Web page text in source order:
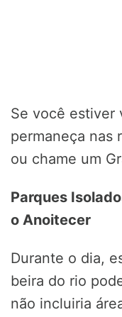
Se você estiver
permaneça nas
ou chame um
Parques
o Anoitecer
Durante o dia,
beira do rio
não incluiria